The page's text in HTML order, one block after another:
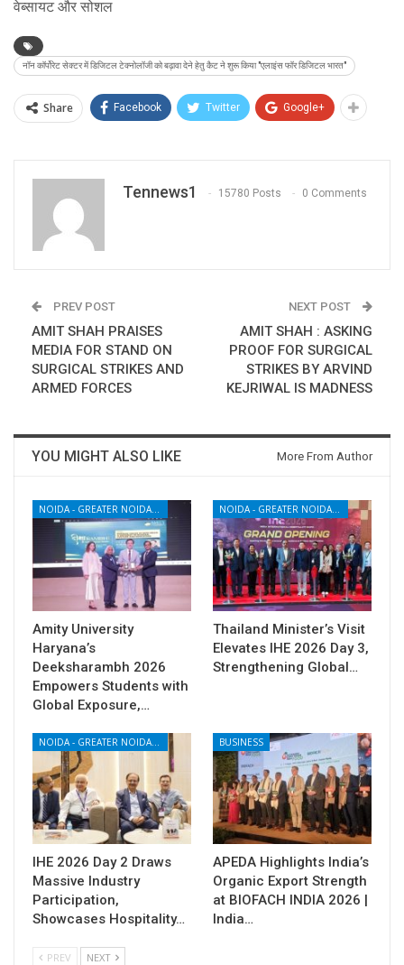
वेब्सायट और सोशल
नॉन कॉर्पोरेट सेक्टर में डिजिटल टेक्नोलॉजी को बढ़ावा देने हेतु कैट ने शुरू किया "एलाइंस फॉर डिजिटल भारत"
Share Facebook Twitter Google+
Tennews1 15780 Posts 0 Comments
PREV POST
AMIT SHAH PRAISES
MEDIA FOR STAND ON
SURGICAL STRIKES AND
ARMED FORCES
NEXT POST
AMIT SHAH : ASKING
PROOF FOR SURGICAL
STRIKES BY ARVIND
KEJRIWAL IS MADNESS
YOU MIGHT ALSO LIKE More From Author
Amity University
Haryana’s
Deeksharambh 2026
Empowers Students with
Global Exposure,…
Thailand Minister’s Visit
Elevates IHE 2026 Day 3,
Strengthening Global…
IHE 2026 Day 2 Draws
Massive Industry
Participation,
Showcases Hospitality…
BUSINESS
APEDA Highlights India’s
Organic Export Strength
at BIOFACH INDIA 2026 |
India…
PREV NEXT